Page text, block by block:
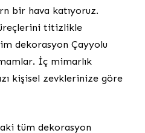
bir hava katıyoruz.
titizlikle
dekorasyon Çayyolu
İç mimarlık
kişisel zevklerinize göre
tüm dekorasyon